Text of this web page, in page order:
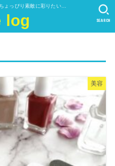
ょっぴり素敵に彩りたい…
log SEARCH
美容